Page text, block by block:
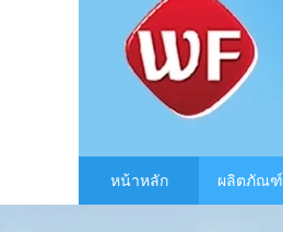
หน้าหลัก ผลิตภัณฑ์